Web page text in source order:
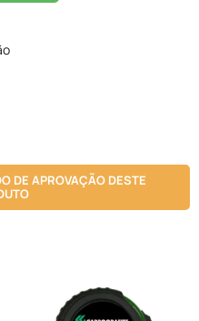
DE APROVAÇÃO DESTE